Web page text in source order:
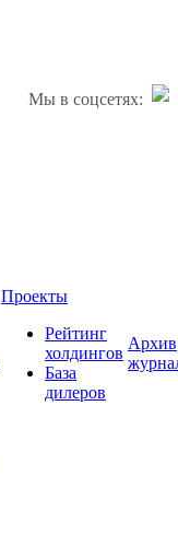
Мы в соцсетях:
Проекты
Рейтинг
холдингов
База
дилеров
Архив